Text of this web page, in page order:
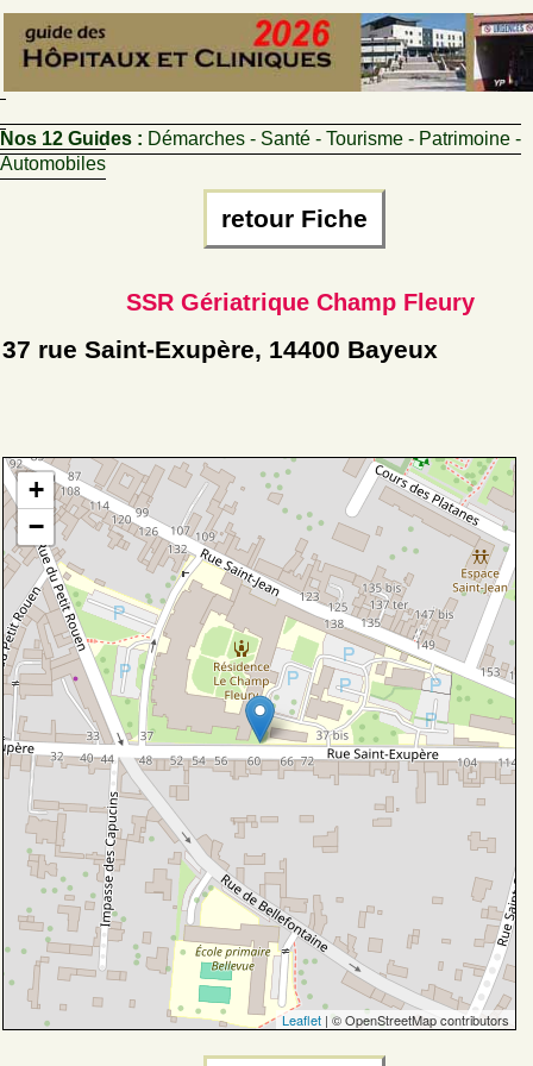
Nos 12 Guides : Démarches - Santé - Tourisme - Patrimoine -
Automobiles
retour Fiche
SSR Gériatrique Champ Fleury
37 rue Saint-Exupère, 14400 Bayeux
+
−
Leaflet | © OpenStreetMap contributors